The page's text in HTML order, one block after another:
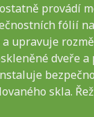
provádí
fólií
upravuje
dveře
skla.